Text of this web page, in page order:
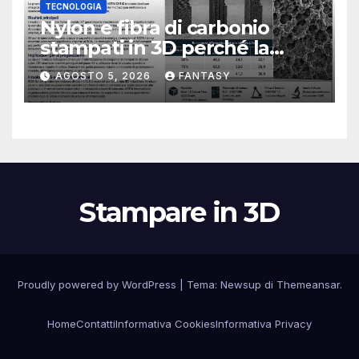
TECNOLOGIA
Nylon e fibra di carbonio
stampati in 3D perché la
resistenza agli urti dipende
dal processo
AGOSTO 5, 2026 FANTASY
Stampare in 3D
Proudly powered by WordPress Tema: Newsup di Themeansar.
HomeContattiInformativa CookiesInformativa Privacy